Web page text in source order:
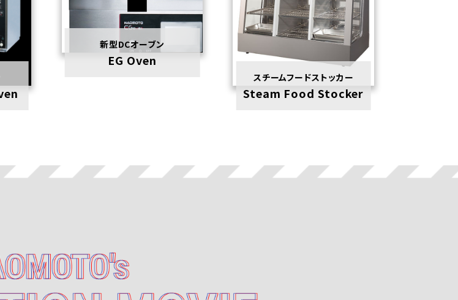
新型DCオーブン
EG Oven
スチームフードストッカー
Steam Food Stocker